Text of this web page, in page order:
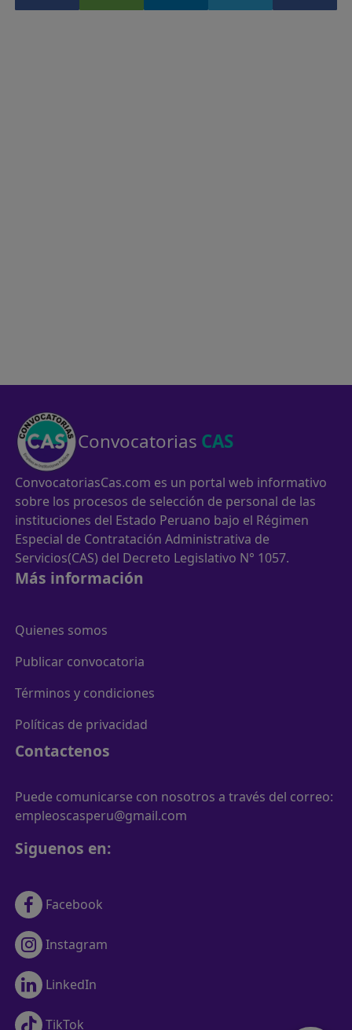
Convocatorias CAS
ConvocatoriasCas.com es un portal web informativo
sobre los procesos de selección de personal de las
instituciones del Estado Peruano bajo el Régimen
Especial de Contratación Administrativa de
Servicios(CAS) del Decreto Legislativo N° 1057.
Más información
Quienes somos
Publicar convocatoria
Términos y condiciones
Políticas de privacidad
Contactenos
Puede comunicarse con nosotros a través del correo:
empleoscasperu@gmail.com
Siguenos en:
Facebook
Instagram
LinkedIn
TikTok